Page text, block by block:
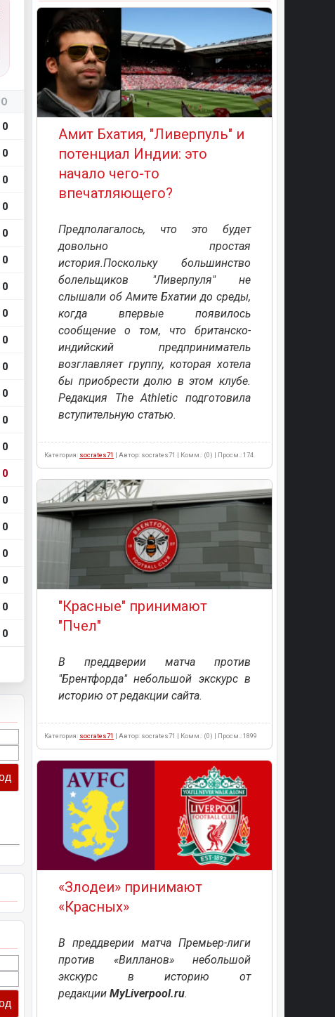
О
0
0
0
0
0
0
0
0
0
0
0
0
0
0
0
0
0
0
0
0
Амит Бхатия, "Ливерпуль" и
потенциал Индии: это
начало чего-то
впечатляющего?
Предполагалось, что это будет
довольно простая
история.Поскольку большинство
болельщиков "Ливерпуля" не
слышали об Амите Бхатии до среды,
когда впервые появилось
сообщение о том, что британско-
индийский предприниматель
возглавляет группу, которая хотела
бы приобрести долю в этом клубе.
Редакция The Athletic подготовила
вступительную статью.
Категория: socrates71 | Автор: socrates71 | Комм.: (0) | Просм.: 174
"Красные" принимают
"Пчел"
В преддверии матча против
"Брентфорда" небольшой экскурс в
историю от редакции сайта.
Категория: socrates71 | Автор: socrates71 | Комм.: (0) | Просм.: 1899
«Злодеи» принимают
«Красных»
В преддверии матча Премьер-лиги
против «Вилланов» небольшой
экскурс в историю от
редакции MyLiverpool.ru.